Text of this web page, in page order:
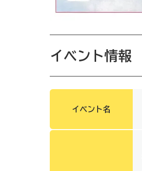
イベント情報
イベント名